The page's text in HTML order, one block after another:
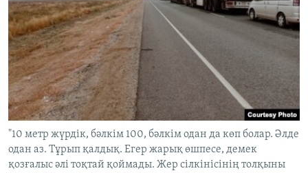
"10 метр жүрдік, бәлкім 100, бәлкім одан да көп болар. Әлде
одан аз. Тұрып қалдық. Егер жарық өшпесе, демек
қозғалыс әлі тоқтай қоймады. Жер сілкінісінің толқыны